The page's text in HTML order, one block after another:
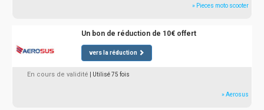
» Pieces moto scooter
Un bon de réduction de 10€ offert
vers la réduction
En cours de validité | Utilisé 75 fois
» Aerosus